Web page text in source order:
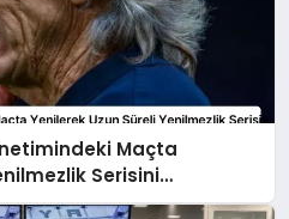
Maçta
Serisini